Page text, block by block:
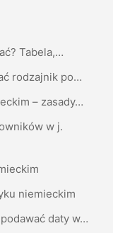
Tabela,…
rodzajnik po…
– zasady…
w j.
niemieckim
daty w…